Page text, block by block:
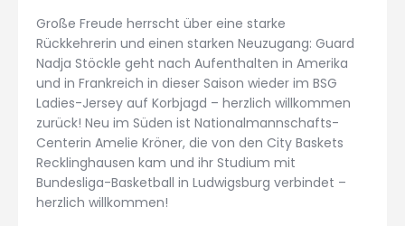
Große Freude herrscht über eine starke
Rückkehrerin und einen starken Neuzugang: Guard
Nadja Stöckle geht nach Aufenthalten in Amerika
und in Frankreich in dieser Saison wieder im BSG
Ladies-Jersey auf Korbjagd – herzlich willkommen
zurück! Neu im Süden ist Nationalmannschafts-
Centerin Amelie Kröner, die von den City Baskets
Recklinghausen kam und ihr Studium mit
Bundesliga-Basketball in Ludwigsburg verbindet –
herzlich willkommen!